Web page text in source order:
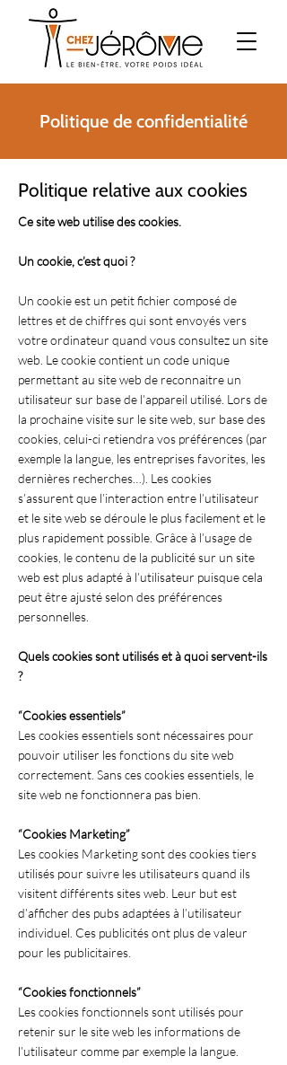
Politique de confidentialité
Politique relative aux cookies
Ce site web utilise des cookies.
Un cookie, c’est quoi ?
Un cookie est un petit fichier composé de
lettres et de chiffres qui sont envoyés vers
votre ordinateur quand vous consultez un site
web. Le cookie contient un code unique
permettant au site web de reconnaitre un
utilisateur sur base de l’appareil utilisé. Lors de
la prochaine visite sur le site web, sur base des
cookies, celui-ci retiendra vos préférences (par
exemple la langue, les entreprises favorites, les
dernières recherches…). Les cookies
s’assurent que l’interaction entre l’utilisateur
et le site web se déroule le plus facilement et le
plus rapidement possible. Grâce à l’usage de
cookies, le contenu de la publicité sur un site
web est plus adapté à l’utilisateur puisque cela
peut être ajusté selon des préférences
personnelles.
Quels cookies sont utilisés et à quoi servent-ils
?
“Cookies essentiels”
Les cookies essentiels sont nécessaires pour
pouvoir utiliser les fonctions du site web
correctement. Sans ces cookies essentiels, le
site web ne fonctionnera pas bien.
“Cookies Marketing”
Les cookies Marketing sont des cookies tiers
utilisés pour suivre les utilisateurs quand ils
visitent différents sites web. Leur but est
d’afficher des pubs adaptées à l’utilisateur
individuel. Ces publicités ont plus de valeur
pour les publicitaires.
“Cookies fonctionnels”
Les cookies fonctionnels sont utilisés pour
retenir sur le site web les informations de
l’utilisateur comme par exemple la langue.